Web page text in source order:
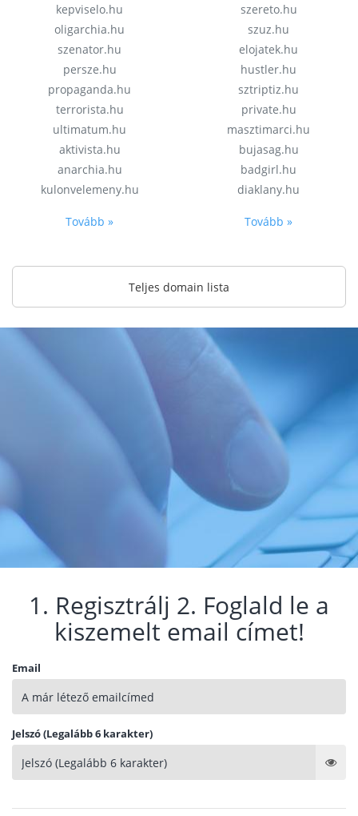
kepviselo.hu
oligarchia.hu
szenator.hu
persze.hu
propaganda.hu
terrorista.hu
ultimatum.hu
aktivista.hu
anarchia.hu
kulonvelemeny.hu
Tovább »
szereto.hu
szuz.hu
elojatek.hu
hustler.hu
sztriptiz.hu
private.hu
masztimarci.hu
bujasag.hu
badgirl.hu
diaklany.hu
Tovább »
Teljes domain lista
1. Regisztrálj 2. Foglald le a
kiszemelt email címet!
Email
Jelszó (Legalább 6 karakter)